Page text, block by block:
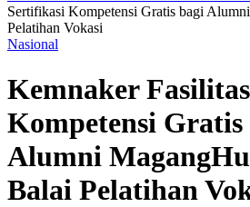
Sertifikasi Kompetensi Gratis bagi
Pelatihan Vokasi
Nasional
Kemnaker
Kompetensi Gratis
Alumni
Balai Pelatihan